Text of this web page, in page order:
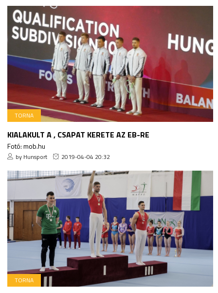
TORNA
KIALAKULT A , CSAPAT KERETE AZ EB-RE
Fotó: mob.hu
by Hunsport 2019-04-04 20:32
TORNA